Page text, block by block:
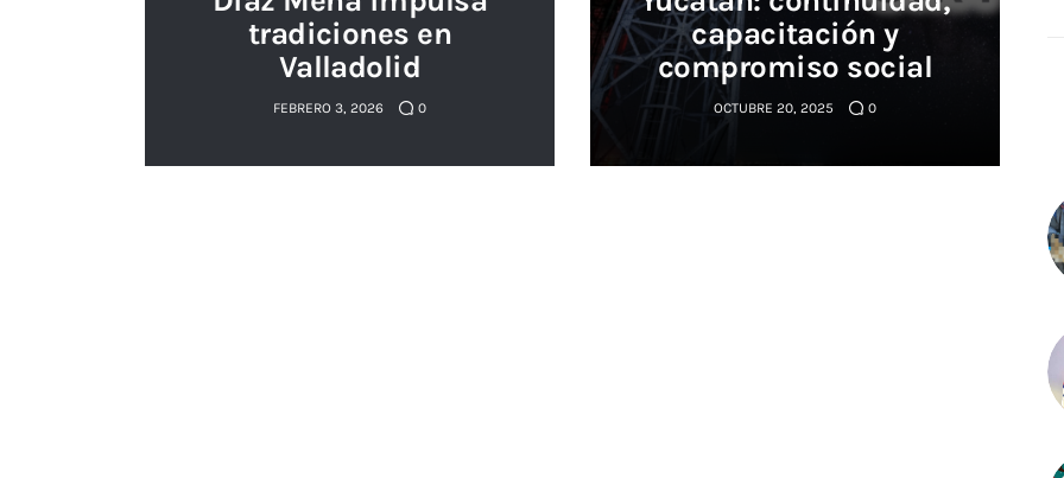
tradiciones en
Valladolid
FEBRERO 3, 2026 0
capacitación y
compromiso social
OCTUBRE 20, 2025 0